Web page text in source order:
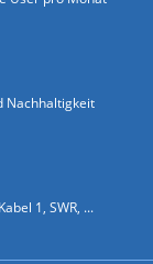
Nachhaltigkeit
1, SWR, ...